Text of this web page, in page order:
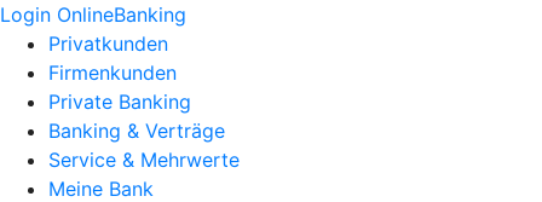
Login OnlineBanking
Privatkunden
Firmenkunden
Private Banking
Banking & Verträge
Service & Mehrwerte
Meine Bank